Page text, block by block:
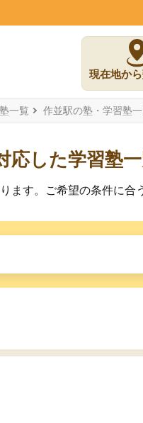
現在地か
一覧 作並駅の塾・学習塾
応した学習塾
す。ご希望の条件に合